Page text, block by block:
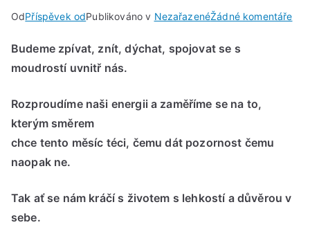
OdPříspěvek odPublikováno v NezařazenéŽádné komentářeu
Budeme zpívat, znít, dýchat, spojovat se s
moudrostí uvnitř nás.
Rozproudíme naši energii a zaměříme se na to,
kterým směrem
chce tento měsíc téci, čemu dát pozornost čemu
naopak ne.
Tak ať se nám kráčí s životem s lehkostí a důvěrou v
sebe.